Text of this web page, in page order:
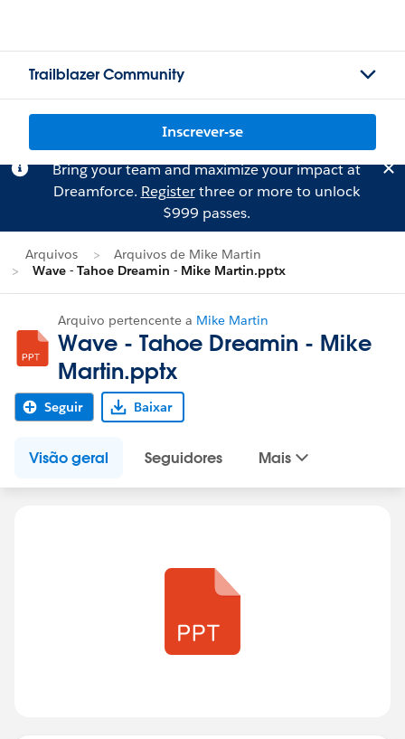
Trailblazer Community
Inscrever-se
Bring your team and maximize your impact at
Dreamforce. Registerthree or more to unlock
$999 passes.
Arquivos
Arquivos de Mike Martin
Wave - Tahoe Dreamin - Mike Martin.pptx
Arquivo pertencente a Mike Martin
Wave - Tahoe Dreamin - Mike
Martin.pptx
Seguir Baixar
Visão geral Seguidores Mais